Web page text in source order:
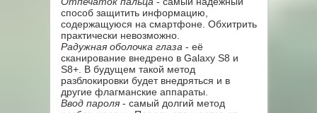
способ защитить информацию,
содержащуюся на смартфоне. Обхитрить
практически невозможно.
Радужная оболочка глаза - её
сканирование внедрено в Galaxy S8 и
S8+. В будущем такой метод
разблокировки будет внедряться и в
другие флагманские аппараты.
Ввод пароля - самый долгий метод